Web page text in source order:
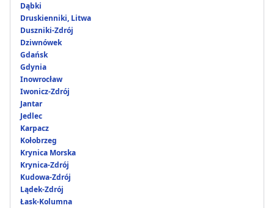
Dąbki
Druskienniki, Litwa
Duszniki-Zdrój
Dziwnówek
Gdańsk
Gdynia
Inowrocław
Iwonicz-Zdrój
Jantar
Jedlec
Karpacz
Kołobrzeg
Krynica Morska
Krynica-Zdrój
Kudowa-Zdrój
Lądek-Zdrój
Łask-Kolumna